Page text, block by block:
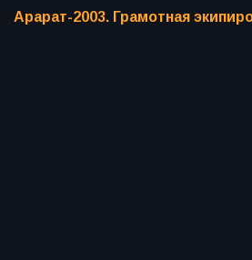
Арарат-2003. Грамотная